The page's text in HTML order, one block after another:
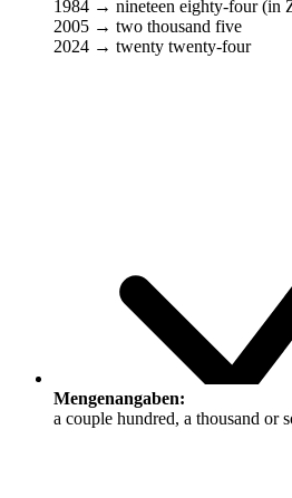
1984 → nineteen eighty-four (in
2005 → two thousand five
2024 → twenty twenty-four
Mengenangaben:
a couple hundred, a thousand or